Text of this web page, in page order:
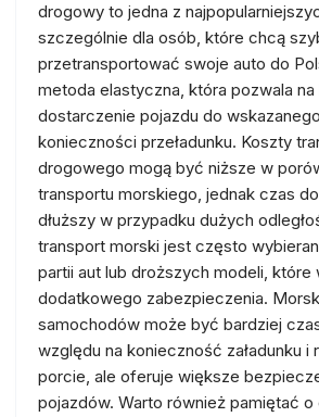
drogowy to jedna z
szczególnie dla osób, które chcą
przetransportować swoje auto do
metoda elastyczna, która pozwala
dostarczenie pojazdu do
konieczności przeładunku. Koszty
drogowego mogą być niższe w
transportu morskiego, jednak czas
dłuższy w przypadku dużych
transport morski jest często
partii aut lub droższych modeli, które
dodatkowego zabezpieczenia.
samochodów może być bardziej
względu na konieczność załadunku i
porcie, ale oferuje większe
pojazdów. Warto również pamiętać